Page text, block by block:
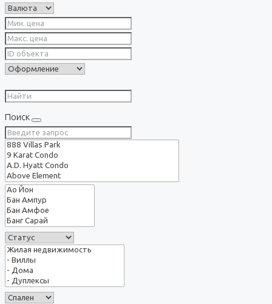
Поиск